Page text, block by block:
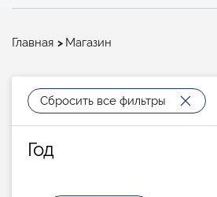
Строка
Главная Магазин
Сбросить все фильтры
Год